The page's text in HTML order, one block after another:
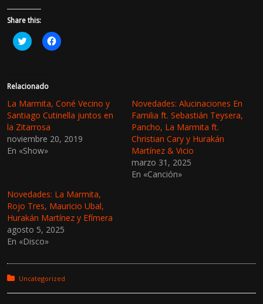
Share this:
H
a
c
a
r
a
c
o
m
p
a
e
n
T
w
i
t
t
e
(
e
a
b
H
a
a
r
a
m
p
e
n
F
a
c
e
k
S
e
a
Relacionado
La Marmita, Coné Vecino y
Santiago Cutinella juntos en
la Zitarrosa
noviembre 20, 2019
En «Show»
Novedades: Alucinaciones En
Familia ft. Sebastián Teysera,
Pancho, La Marmita ft.
Christian Cary y Hurakán
Martínez & Vicio
marzo 31, 2025
En «Canción»
Novedades: La Marmita,
Rojo Tres, Mauricio Ubal,
Hurakán Martínez y Efímera
agosto 5, 2025
En «Disco»
Posted in:
Uncategorized